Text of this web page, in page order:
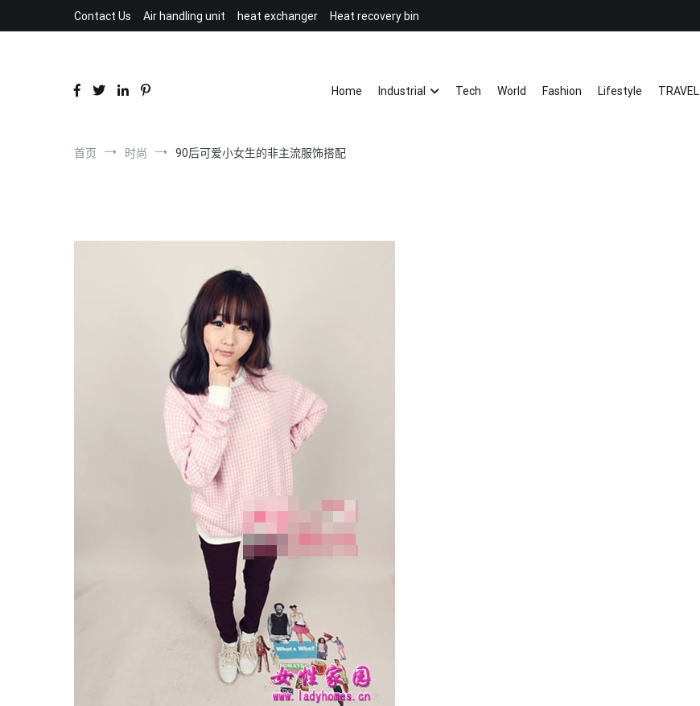
到
Contact Us Air handling unit heat exchanger Heat recovery bin
Home
Industrial Tech World Fashion Lifestyle TRAVEL
首页 时尚 90后可爱小女生的非主流服饰搭配